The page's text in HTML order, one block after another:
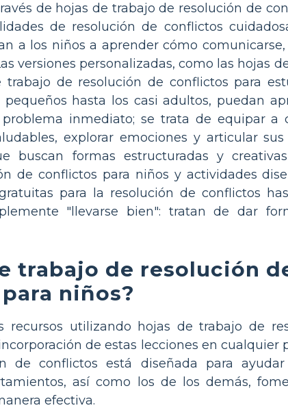
de hojas de trabajo de resolución de
de resolución de conflictos
a los niños a aprender cómo
versiones personalizadas, como las hojas
de resolución de conflictos para
hasta los casi adultos, puedan
inmediato; se trata de equipar a
explorar emociones y articular
buscan formas estructuradas y
de conflictos para niños y actividades
para la resolución de conflictos
"llevarse bien": tratan de dar
trabajo de resolución
para niños?
recursos utilizando hojas de trabajo de
de estas lecciones en cualquier
de conflictos está diseñada para
así como los de los demás,
efectiva.